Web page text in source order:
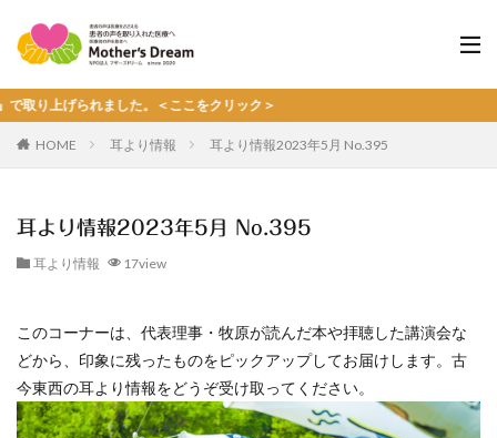
げられました。＜ここをクリック＞
HOME 耳より情報 耳より情報2023年5月 No.395
耳より情報2023年5月 No.395
耳より情報 17view
このコーナーは、代表理事・牧原が読んだ本や拝聴した講演会な
どから、印象に残ったものをピックアップしてお届けします。古
今東西の耳より情報をどうぞ受け取ってください。